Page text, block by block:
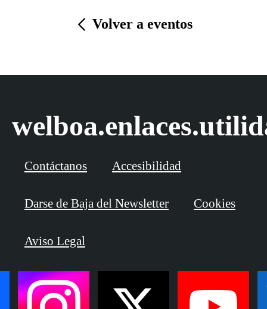
Volver a eventos
Contáctanos Accesibilidad
Darse de Baja del Newsletter Cookies
Aviso Legal